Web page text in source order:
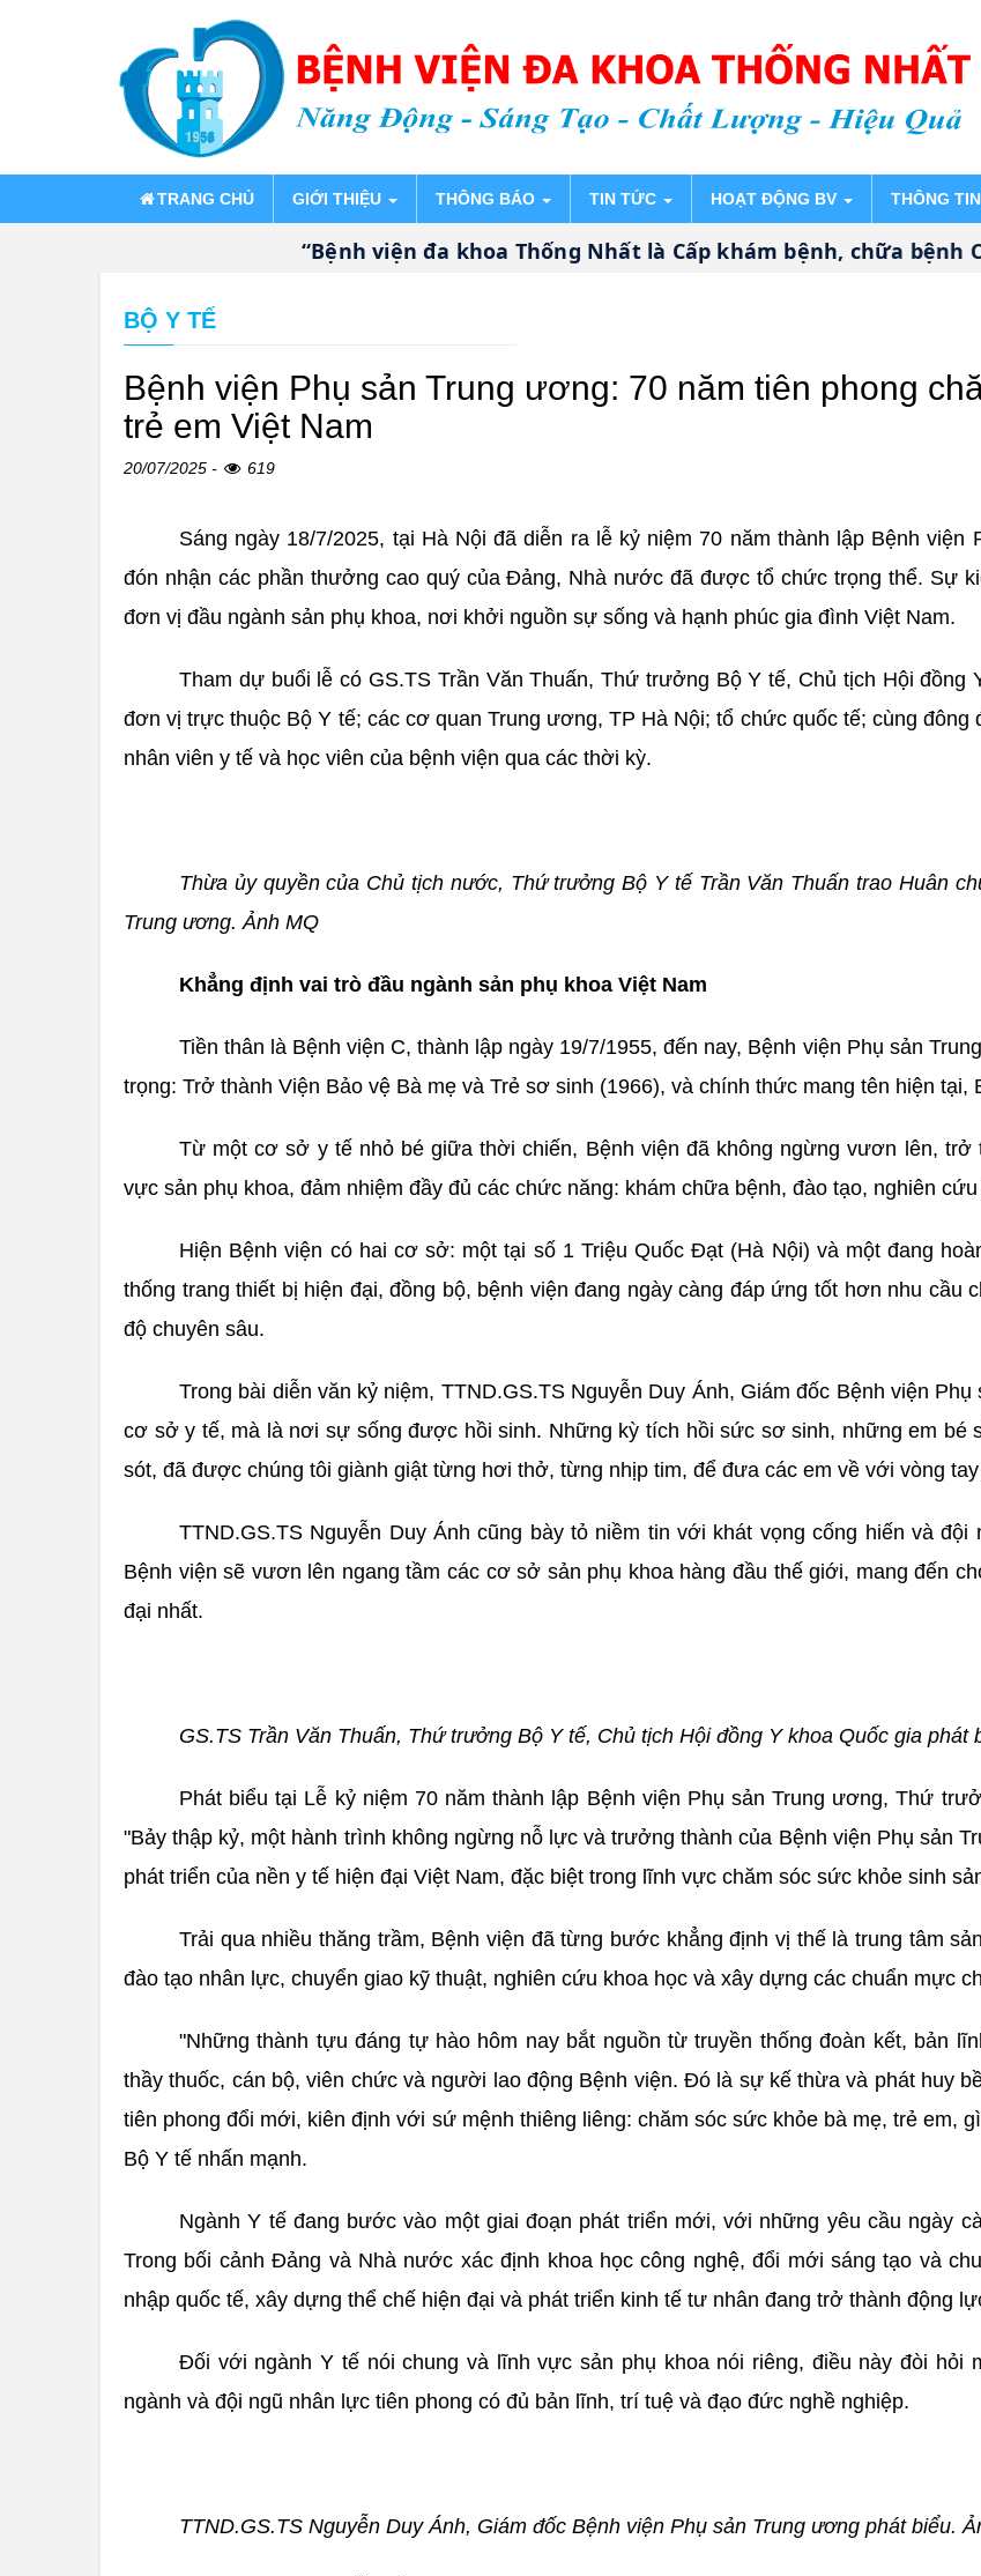
TRANG CHỦ GIỚI THIỆU THÔNG BÁO TIN TỨC HOẠT ĐỘNG BV THÔNG
“Bệnh viện đa khoa Thống Nhất là Cấp khám bệnh, chữa bệnh CHUYÊN
BỘ Y TẾ
Bệnh viện Phụ sản Trung ương: 70 năm tiên phong
trẻ em Việt Nam
20/07/2025 - 619
Sáng ngày 18/7/2025, tại Hà Nội đã diễn ra lễ kỷ niệm 70 năm thành lập Bệnh
đón nhận các phần thưởng cao quý của Đảng, Nhà nước đã được tổ chức trọng thể. Sự
đơn vị đầu ngành sản phụ khoa, nơi khởi nguồn sự sống và hạnh phúc gia đình Việt Nam.
Tham dự buổi lễ có GS.TS Trần Văn Thuấn, Thứ trưởng Bộ Y tế, Chủ tịch Hội đồng
đơn vị trực thuộc Bộ Y tế; các cơ quan Trung ương, TP Hà Nội; tổ chức quốc tế; cùng
nhân viên y tế và học viên của bệnh viện qua các thời kỳ.
Thừa ủy quyền của Chủ tịch nước, Thứ trưởng Bộ Y tế Trần Văn Thuấn trao Huân
Trung ương. Ảnh MQ
Khẳng định vai trò đầu ngành sản phụ khoa Việt Nam
Tiền thân là Bệnh viện C, thành lập ngày 19/7/1955, đến nay, Bệnh viện Phụ sản
trọng: Trở thành Viện Bảo vệ Bà mẹ và Trẻ sơ sinh (1966), và chính thức mang tên hiện
Từ một cơ sở y tế nhỏ bé giữa thời chiến, Bệnh viện đã không ngừng vươn lên, trở
vực sản phụ khoa, đảm nhiệm đầy đủ các chức năng: khám chữa bệnh, đào tạo, nghiên
Hiện Bệnh viện có hai cơ sở: một tại số 1 Triệu Quốc Đạt (Hà Nội) và một đang
thống trang thiết bị hiện đại, đồng bộ, bệnh viện đang ngày càng đáp ứng tốt hơn nhu cầu
độ chuyên sâu.
Trong bài diễn văn kỷ niệm, TTND.GS.TS Nguyễn Duy Ánh, Giám đốc Bệnh viện
cơ sở y tế, mà là nơi sự sống được hồi sinh. Những kỳ tích hồi sức sơ sinh, những em bé
sót, đã được chúng tôi giành giật từng hơi thở, từng nhịp tim, để đưa các em về với vòng tay
TTND.GS.TS Nguyễn Duy Ánh cũng bày tỏ niềm tin với khát vọng cống hiến và
Bệnh viện sẽ vươn lên ngang tầm các cơ sở sản phụ khoa hàng đầu thế giới, mang đến
đại nhất.
GS.TS Trần Văn Thuấn, Thứ trưởng Bộ Y tế, Chủ tịch Hội đồng Y khoa Quốc gia phát
Phát biểu tại Lễ kỷ niệm 70 năm thành lập Bệnh viện Phụ sản Trung ương, Thứ
"Bảy thập kỷ, một hành trình không ngừng nỗ lực và trưởng thành của Bệnh viện Phụ sản
phát triển của nền y tế hiện đại Việt Nam, đặc biệt trong lĩnh vực chăm sóc sức khỏe sinh
Trải qua nhiều thăng trầm, Bệnh viện đã từng bước khẳng định vị thế là trung tâm
đào tạo nhân lực, chuyển giao kỹ thuật, nghiên cứu khoa học và xây dựng các chuẩn mực
"Những thành tựu đáng tự hào hôm nay bắt nguồn từ truyền thống đoàn kết, bản
thầy thuốc, cán bộ, viên chức và người lao động Bệnh viện. Đó là sự kế thừa và phát huy
tiên phong đổi mới, kiên định với sứ mệnh thiêng liêng: chăm sóc sức khỏe bà mẹ, trẻ em,
Bộ Y tế nhấn mạnh.
Ngành Y tế đang bước vào một giai đoạn phát triển mới, với những yêu cầu ngày
Trong bối cảnh Đảng và Nhà nước xác định khoa học công nghệ, đổi mới sáng tạo và
nhập quốc tế, xây dựng thể chế hiện đại và phát triển kinh tế tư nhân đang trở thành động
Đối với ngành Y tế nói chung và lĩnh vực sản phụ khoa nói riêng, điều này đòi hỏi
ngành và đội ngũ nhân lực tiên phong có đủ bản lĩnh, trí tuệ và đạo đức nghề nghiệp.
TTND.GS.TS Nguyễn Duy Ánh, Giám đốc Bệnh viện Phụ sản Trung ương phát biểu.